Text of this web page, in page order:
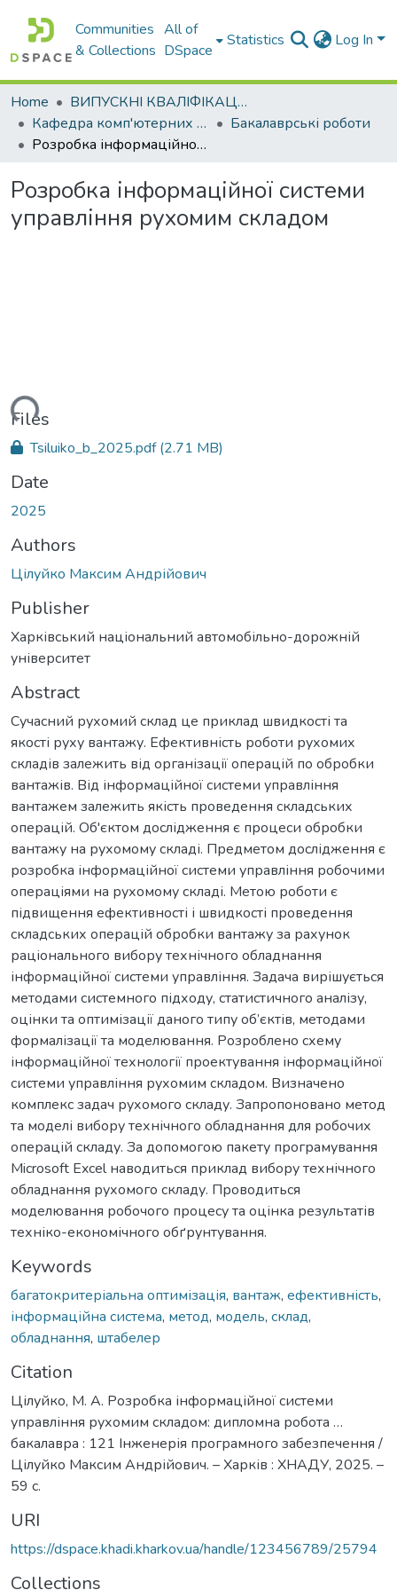
Communities
& Collections
All of
DSpace
Statistics Log In
Home
ВИПУСКНІ КВАЛІФІКАЦІЙНІ РОБОТИ
Кафедра комп'ютерних наук і інформаційних систем
Бакалаврські роботи
Розробка інформаційної системи управління рухомим складом
Розробка інформаційної системи
управління рухомим складом
Files
Tsiluiko_b_2025.pdf(2.71 MB)
Date
2025
Authors
Цілуйко Максим Андрійович
Publisher
Харківський національний автомобільно-дорожній
університет
Abstract
Сучасний рухомий склад це приклад швидкості та
якості руху вантажу. Ефективність роботи рухомих
складів залежить від організації операцій по обробки
вантажів. Від інформаційної системи управління
вантажем залежить якість проведення складських
операцій. Об'єктом дослідження є процеси обробки
вантажу на рухомому складі. Предметом дослідження є
розробка інформаційної системи управління робочими
операціями на рухомому складі. Метою роботи є
підвищення ефективності і швидкості проведення
складських операцій обробки вантажу за рахунок
раціонального вибору технічного обладнання
інформаційної системи управління. Задача вирішується
методами системного підходу, статистичного аналізу,
оцінки та оптимізації даного типу об’єктів, методами
формалізації та моделювання. Розроблено схему
інформаційної технології проектування інформаційної
системи управління рухомим складом. Визначено
комплекс задач рухомого складу. Запропоновано метод
та моделі вибору технічного обладнання для робочих
операцій складу. За допомогою пакету програмування
Microsoft Exсel наводиться приклад вибору технічного
обладнання рухомого складу. Проводиться
моделювання робочого процесу та оцінка результатів
техніко-економічного обґрунтування.
Keywords
багатокритеріальна оптимізація, вантаж, ефективність,
інформаційна система, метод, модель, склад,
обладнання, штабелер
Citation
Цілуйко, М. А. Розробка інформаційної системи
управління рухомим складом: дипломна робота …
бакалавра : 121 Інженерія програмного забезпечення /
Цілуйко Максим Андрійович. – Харків : ХНАДУ, 2025. –
59 с.
URI
https://dspace.khadi.kharkov.ua/handle/123456789/25794
Collections